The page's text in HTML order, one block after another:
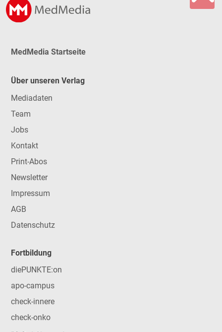
MedMedia Startseite
Über unseren Verlag
Mediadaten
Team
Jobs
Kontakt
Print-Abos
Newsletter
Impressum
AGB
Datenschutz
Fortbildung
diePUNKTE:on
apo-campus
check-innere
check-onko